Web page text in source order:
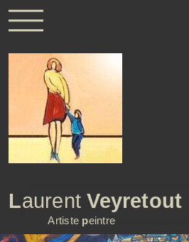
LaurentVeyretout
Artiste peintre